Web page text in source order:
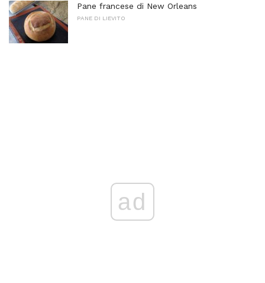
Pane francese di New Orleans
PANE DI LIEVITO
ad